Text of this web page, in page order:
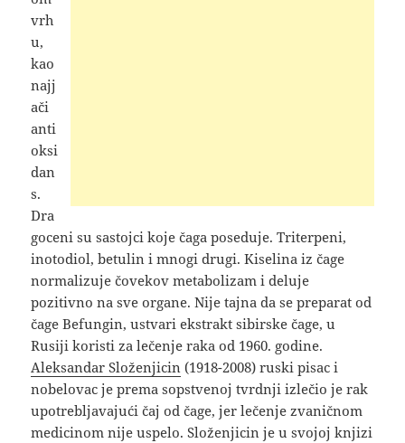
vrh
u,
kao
najj
ači
anti
oksi
dan
s.
Dra
goceni su sastojci koje čaga poseduje. Triterpeni,
inotodiol, betulin i mnogi drugi. Kiselina iz čage
normalizuje čovekov metabolizam i deluje
pozitivno na sve organe. Nije tajna da se preparat od
čage Befungin, ustvari ekstrakt sibirske čage, u
Rusiji koristi za lečenje raka od 1960. godine.
Aleksandar Složenjicin (1918-2008) ruski pisac i
nobelovac je prema sopstvenoj tvrdnji izlečio je rak
upotrebljavajući čaj od čage, jer lečenje zvaničnom
medicinom nije uspelo. Složenjicin je u svojoj knjizi